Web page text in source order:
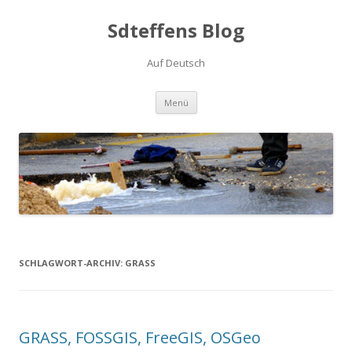
Sdteffens Blog
Auf Deutsch
Menü Zum Inhalt springen
SCHLAGWORT-ARCHIV: GRASS
GRASS, FOSSGIS, FreeGIS, OSGeo